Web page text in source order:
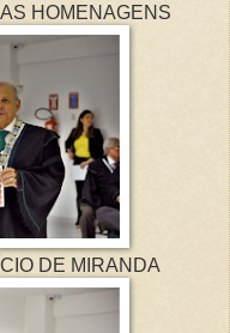
HOMENAGENS
DE MIRANDA